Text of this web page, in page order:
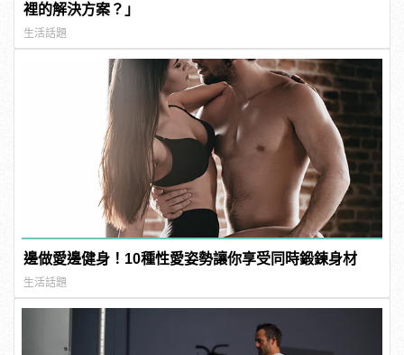
裡的解決方案？」
生活話題
邊做愛邊健身！10種性愛姿勢讓你享受同時鍛鍊身材
生活話題